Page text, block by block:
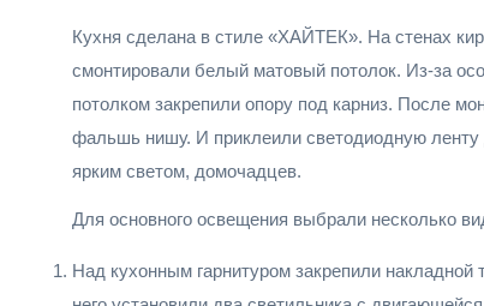
Кухня сделана в стиле «ХАЙТЕК». На стенах
смонтировали белый матовый потолок. Из-за
потолком закрепили опору под карниз. После
фальшь нишу. И приклеили светодиодную ленту
ярким светом, домочадцев.
Для основного освещения выбрали несколько
Над кухонным гарнитуром закрепили